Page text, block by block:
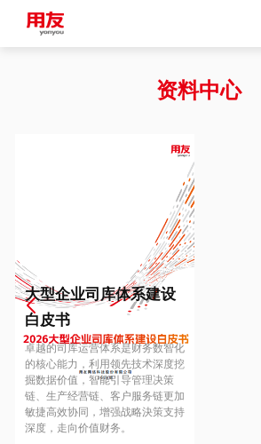
Vietnam
Europe
Hungary
Hong Kong
资料中心
大型企业司库体系建设
白皮书
卓越的司库运营体系是财务数智化
的核心能力，利用领先技术深度挖
掘数据价值，智能引导管理决策
链、生产经营链、客户服务链更加
敏捷高效协同，增强战略決策支持
深度，走向价值财务。